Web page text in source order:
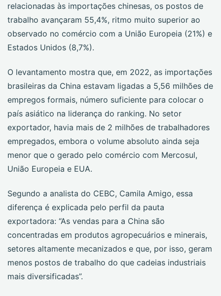
relacionadas às importações chinesas, os postos de
trabalho avançaram 55,4%, ritmo muito superior ao
observado no comércio com a União Europeia (21%) e
Estados Unidos (8,7%).
O levantamento mostra que, em 2022, as importações
brasileiras da China estavam ligadas a 5,56 milhões de
empregos formais, número suficiente para colocar o
país asiático na liderança do ranking. No setor
exportador, havia mais de 2 milhões de trabalhadores
empregados, embora o volume absoluto ainda seja
menor que o gerado pelo comércio com Mercosul,
União Europeia e EUA.
Segundo a analista do CEBC, Camila Amigo, essa
diferença é explicada pelo perfil da pauta
exportadora: “As vendas para a China são
concentradas em produtos agropecuários e minerais,
setores altamente mecanizados e que, por isso, geram
menos postos de trabalho do que cadeias industriais
mais diversificadas”.